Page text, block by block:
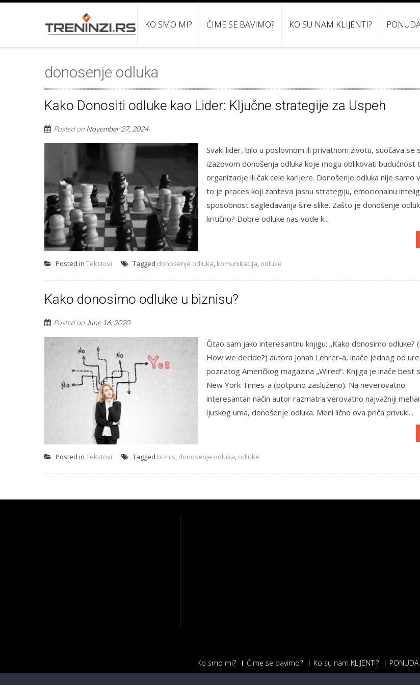
KO SMO MI? ČIME SE BAVIMO? KO SU NAM KLIJENTI?
donosenje odluka
Kako Donositi odluke kao Lider: Ključne strategije za Uspeh
Posted on November 27, 2024
Svaki lider, bilo u poslovnom ili privatnom životu, suočava se
izazovom donošenja odluka koje mogu oblikovati budućnost
organizacije ili čak cele karijere. Donošenje odluka nije samo
to je proces koji zahteva jasnu strategiju, emocionalnu
sposobnost sagledavanja šire slike. Zašto je donošenje
kritično? Dobre odluke nas vode k...
Posted in Tekstovi Tagged donosenje odluka, komunikacija, odluke
Kako donosimo odluke u biznisu?
Posted on June 16, 2020
Čitao sam jako interesantnu knjigu: „Kako donosimo odluke?
How we decide?) autora Jonah Lehrer-a, inače jednog od
poznatog Američkog magazina „Wired“. Knjiga je inače best
New York Times-a (potpuno zasluženo). Na neverovatno
interesantan način autor razmatra verovatno najvažniji
ljuskog uma, donošenje odluka. Meni lično ova priča privukl...
Posted in Tekstovi Tagged biznis, donosenje odluka, odluke
Ko smo mi? Čime se bavimo? Ko su nam KLIJENTI?